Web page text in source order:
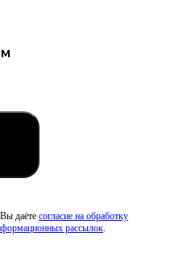
даёте согласие на обработку
рассылок.